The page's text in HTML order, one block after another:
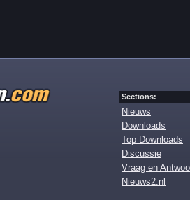
Sections:
Nieuws
Downloads
Top Downloads
Discussie
Vraag en
Nieuws2.nl